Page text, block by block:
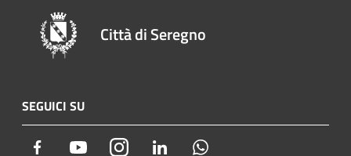
Città di Seregno
SEGUICI SU
Facebook YoutubeInstagram LinkedIn